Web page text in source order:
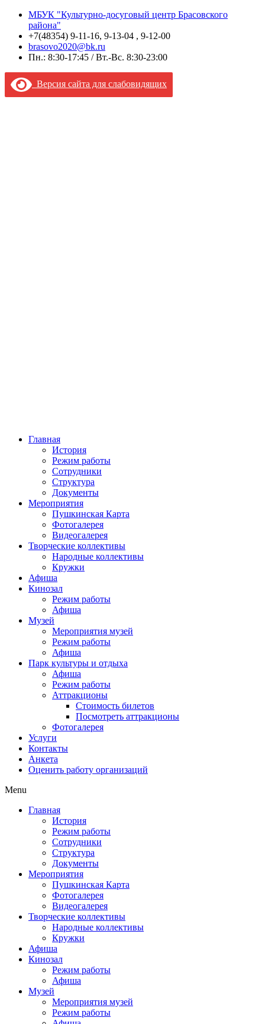
МБУК "Культурно-досуговый центр Брасовского
района"
+7(48354) 9-11-16, 9-13-04 , 9-12-00
brasovo2020@bk.ru
Пн.: 8:30-17:45 / Вт.-Вс. 8:30-23:00
Версия сайта для слабовидящих
Главная
История
Режим работы
Сотрудники
Структура
Документы
Мероприятия
Пушкинская Карта
Фотогалерея
Видеогалерея
Творческие коллективы
Народные коллективы
Кружки
Афиша
Кинозал
Режим работы
Афиша
Музей
Мероприятия музей
Режим работы
Афиша
Парк культуры и отдыха
Афиша
Режим работы
Аттракционы
Стоимость билетов
Посмотреть аттракционы
Фотогалерея
Услуги
Контакты
Анкета
Оценить работу организаций
Menu
Главная
История
Режим работы
Сотрудники
Структура
Документы
Мероприятия
Пушкинская Карта
Фотогалерея
Видеогалерея
Творческие коллективы
Народные коллективы
Кружки
Афиша
Кинозал
Режим работы
Афиша
Музей
Мероприятия музей
Режим работы